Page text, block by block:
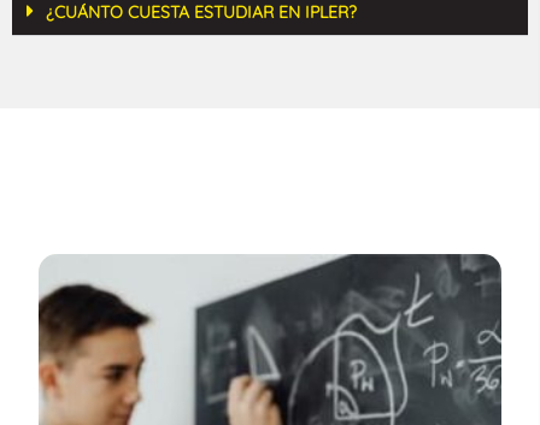
¿CUÁNTO CUESTA ESTUDIAR EN IPLER?